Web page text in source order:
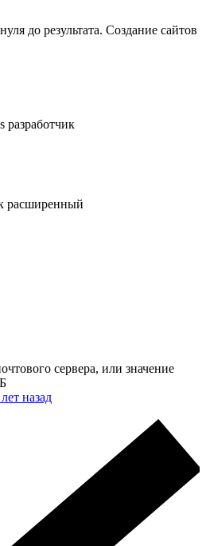
до результата. Создание сайтов
разработчик
расширенный
сервера, или значение
назад